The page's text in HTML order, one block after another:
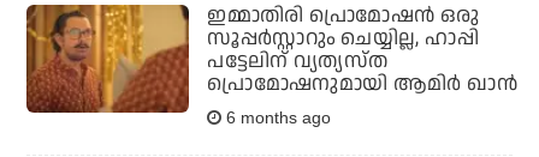
ഇമ്മാതിരി പ്രൊമോഷന്‍ ഒരു
സൂപ്പര്‍സ്റ്റാറും ചെയ്യില്ല, ഹാപ്പി
പട്ടേലിന് വ്യത്യസ്ത
പ്രൊമോഷനുമായി ആമിര്‍ ഖാന്‍
6 months ago